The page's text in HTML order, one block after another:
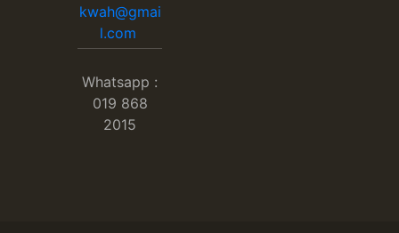
kwah@gmai
l.com
Whatsapp :
019 868
2015